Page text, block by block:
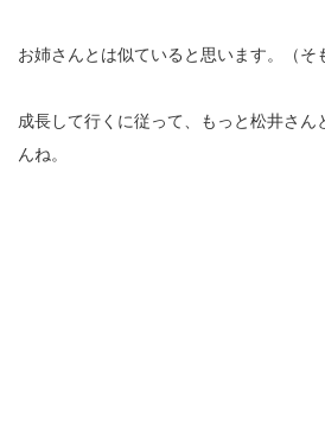
お姉さんとは似ていると思います。（そ
成長して行くに従って、もっと松井さん
んね。